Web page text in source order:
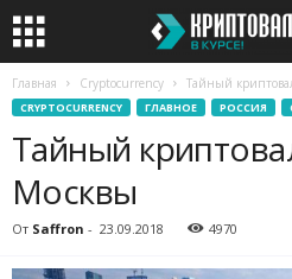
Главная Cryptocurrency Тайный
CRYPTOCURRENCY ГЛАВНОЕ РОССИЯ
Тайный
Москвы
От Saffron - 23.09.2018 4970